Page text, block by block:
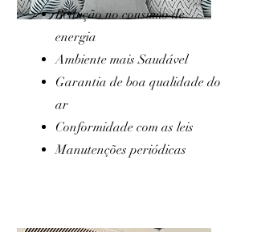
Redução no consumo de
energia
Ambiente mais Saudável
Garantia de boa qualidade do
ar
Conformidade com as leis
Manutenções periódicas